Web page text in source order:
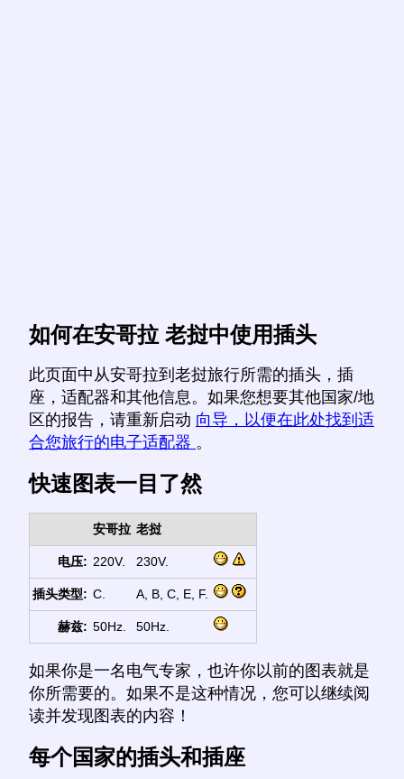
如何在安哥拉 老挝中使用插头
此页面中从安哥拉到老挝旅行所需的插头，插
座，适配器和其他信息。如果您想要其他国家/地
区的报告，请重新启动 向导，以便在此处找到适
合您旅行的电子适配器 。
快速图表一目了然
安哥拉 老挝
电压: 220V. 230V.
插头类型: C. A, B, C, E, F.
赫兹: 50Hz. 50Hz.
如果你是一名电气专家，也许你以前的图表就是
你所需要的。如果不是这种情况，您可以继续阅
读并发现图表的内容！
每个国家的插头和插座